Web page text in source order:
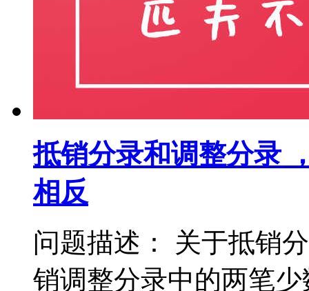
抵销分录和调整分录
相反
问题描述： 关于抵销
销调整分录中的两笔